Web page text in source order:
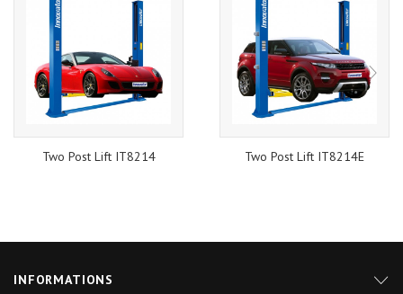
Two Post Lift IT8214 Two Post Lift IT8214E
INFORMATIONS